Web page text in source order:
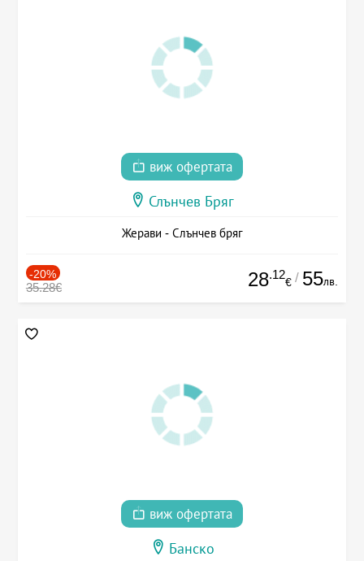
виж офертата
Слънчев Бряг
Жерави - Слънчев бряг
-20%
35.28€ 28.12
€ / 55лв.
виж офертата
Банско